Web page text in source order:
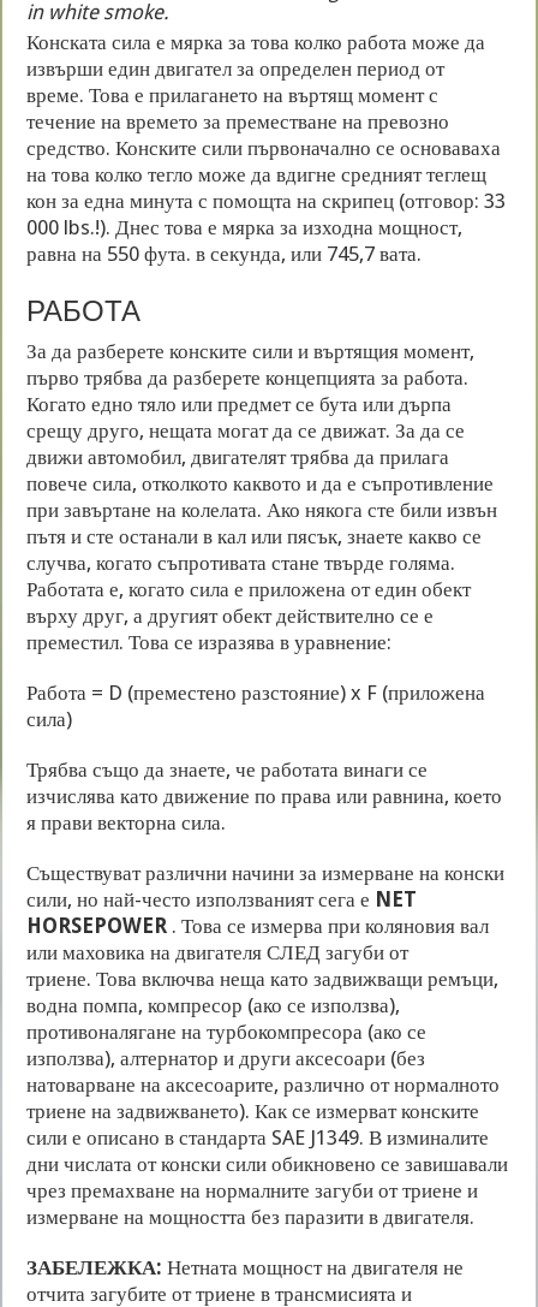
in white smoke.
Конската сила е мярка за това колко работа може да
извърши един двигател за определен период от
време. Това е прилагането на въртящ момент с
течение на времето за преместване на превозно
средство. Конските сили първоначално се основаваха
на това колко тегло може да вдигне средният теглещ
кон за една минута с помощта на скрипец (отговор: 33
000 lbs.!). Днес това е мярка за изходна мощност,
равна на 550 фута. в секунда, или 745,7 вата.
РАБОТА
За да разберете конските сили и въртящия момент,
първо трябва да разберете концепцията за работа.
Когато едно тяло или предмет се бута или дърпа
срещу друго, нещата могат да се движат. За да се
движи автомобил, двигателят трябва да прилага
повече сила, отколкото каквото и да е съпротивление
при завъртане на колелата. Ако някога сте били извън
пътя и сте останали в кал или пясък, знаете какво се
случва, когато съпротивата стане твърде голяма.
Работата е, когато сила е приложена от един обект
върху друг, а другият обект действително се е
преместил. Това се изразява в уравнение:
Работа = D (преместено разстояние) x F (приложена
сила)
Трябва също да знаете, че работата винаги се
изчислява като движение по права или равнина, което
я прави векторна сила.
Съществуват различни начини за измерване на конски
сили, но най-често използваният сега е NET
HORSEPOWER . Това се измерва при коляновия вал
или маховика на двигателя СЛЕД загуби от
триене. Това включва неща като задвижващи ремъци,
водна помпа, компресор (ако се използва),
противоналягане на турбокомпресора (ако се
използва), алтернатор и други аксесоари (без
натоварване на аксесоарите, различно от нормалното
триене на задвижването). Как се измерват конските
сили е описано в стандарта SAE J1349. В изминалите
дни числата от конски сили обикновено се завишавали
чрез премахване на нормалните загуби от триене и
измерване на мощността без паразити в двигателя.
ЗАБЕЛЕЖКА: Нетната мощност на двигателя не
отчита загубите от триене в трансмисията и